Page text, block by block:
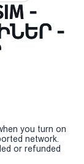
-
-
you turn on
network.
or refunded